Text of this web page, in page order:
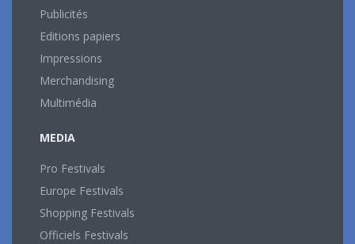
Publicités
Editions papiers
Impressions
Merchandising
Multimédia
MEDIA
Pro Festivals
Europe Festivals
Shopping Festivals
Officiels Festivals